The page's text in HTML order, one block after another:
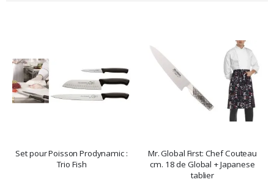
Set pour Poisson Prodynamic :
Trio Fish
Mr. Global First: Chef Couteau
cm. 18 de Global + Japanese
tablier